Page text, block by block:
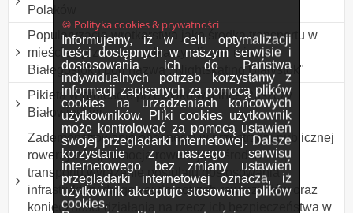
🍪 Polityka cookies & prywatności
Informujemy, iż w celu optymalizacji
treści dostępnych w naszym serwisie i
dostosowania ich do Państwa
indywidualnych potrzeb korzystamy z
informacji zapisanych za pomocą plików
cookies na urządzeniach końcowych
użytkowników. Pliki cookies użytkownik
może kontrolować za pomocą ustawień
swojej przeglądarki internetowej. Dalsze
korzystanie z naszego serwisu
internetowego bez zmiany ustawień
przeglądarki internetowej oznacza, iż
użytkownik akceptuje stosowanie plików
cookies.
Polaków
Popularyzacja wrotkarstwa jako środka transportu w
mieście - przemarsz rolkarzy ulicami miasta
Białegostoku pod nazwą ,,Nightskating Białystok"
Pikieta w proteście przeciwko wycince Puszczy
Białowieskiej.
Zademonstrowanie obecności w przestrzeni publicznej
rowerzystów,promocja roweru jako środka
transportu,wyrażenie postulatu dostosowania
infrastruktury drogowej do potrzeb rowerzystów oraz
konieczności działania na rzecz ich bezpieczeństwa w